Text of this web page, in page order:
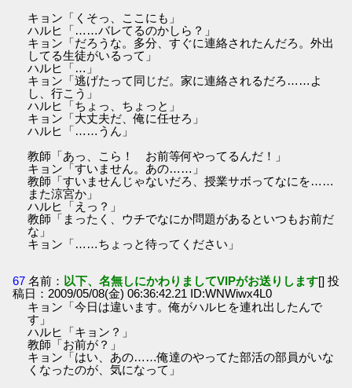
キョン「くそっ、ここにも」
ハルヒ「……バレてるのかしら？」
キョン「だろうな。多分、すぐに連絡されたんだろ。外出
してる生徒がいるって」
ハルヒ「…」
キョン「逃げたって同じだ。家に連絡されるだろ……よ
し、行こう」
ハルヒ「ちょっ、ちょっと」
キョン「大丈夫だ、俺に任せろ」
ハルヒ「……うん」
教師「あっ、こら！ お前等何やってるんだ！」
キョン「すいません。あの……」
教師「すいませんじゃないだろ、授業サボってなにを……
また涼宮か」
ハルヒ「えっ？」
教師「まったく、ウチでなにか問題があるといつもお前だ
な」
キョン「……ちょっと待ってください」
67 名前： 以下、名無しにかわりましてVIPがお送りします[] 投
稿日：2009/05/08(金) 06:36:42.21 ID:WNWiwx4L0
キョン「今日は違います。俺がハルヒを連れ出したんで
す」
ハルヒ「キョン？」
教師「お前が？」
キョン「はい、あの……俺達のやってた部活の部員がいな
くなったのが、気になって」